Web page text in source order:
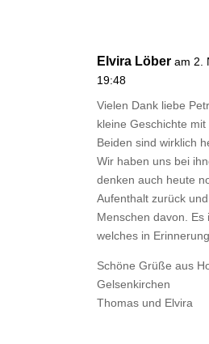
Elvira Löber am 2.
19:48
Vielen Dank liebe
kleine Geschichte
Beiden sind wirklich
Wir haben uns bei
denken auch heute
Aufenthalt zurück
Menschen davon. Es
welches in
Schöne Grüße aus
Gelsenkirchen
Thomas und Elvira